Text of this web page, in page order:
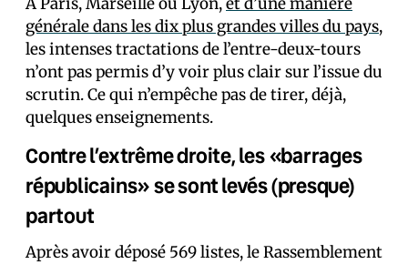
générale dans les dix plus grandes villes du pays,
les intenses tractations de l’entre-deux-tours
n’ont pas permis d’y voir plus clair sur l’issue du
scrutin. Ce qui n’empêche pas de tirer, déjà,
quelques enseignements.
Contre l’extrême droite, les «barrages
républicains» se sont levés (presque)
partout
Après avoir déposé 569 listes, le Rassemblement